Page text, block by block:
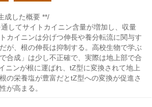
成した概要 **/
してサイトカイニン含量が増加し、収量
カイニンは分げつ伸長や養分転流に関与す
が、根の伸長は抑制する。高校生物で学ぶ
合成」は少し不正確で、実際は地上部で合
ニンが根に運ばれ、tZ型に変換されて地上
の栄養塩が豊富だとtZ型への変換が促進さ
が高まる。